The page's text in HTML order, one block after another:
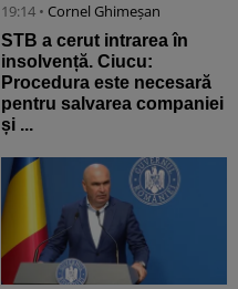
19:14 • Cornel Ghimeșan
STB a cerut intrarea în
insolvență. Ciucu:
Procedura este necesară
pentru salvarea companiei
și ...